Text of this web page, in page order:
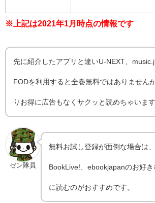
※上記は2021年1月時点の情報です
先に紹介したアプリと違いU-NEXT、
FODを利用すると全巻無料ではありません
りお得に広告もなくサクッと読めちゃいます
ゼン隊員
無料お試し登録が面倒な場合は
BookLive!、ebookjapanのお好
に読むのがおすすめです。